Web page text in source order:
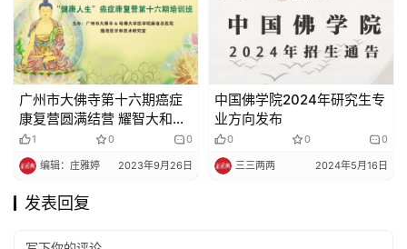
广州市大佛寺第十六期癌症
康复营圆满结营 耀智大和尚
送四句箴言
1 0 0
编辑：庄雅婷 2023年9月26日
中国佛学院2024年研究生专
业方向发布
0 0 0
三三两两 2024年5月16日
发表回复